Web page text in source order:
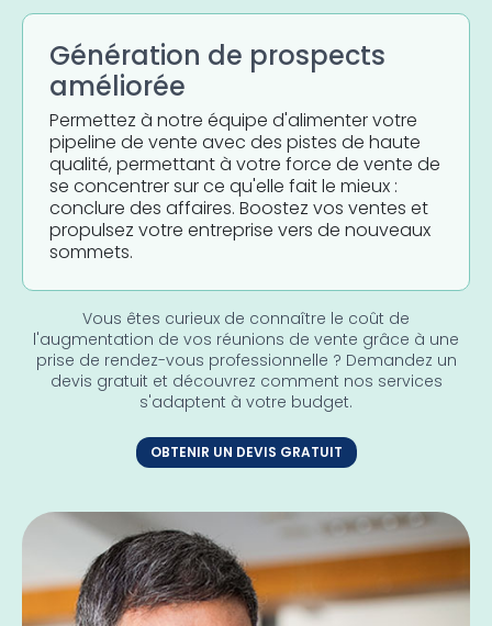
Génération de prospects
améliorée
Permettez à notre équipe d'alimenter votre
pipeline de vente avec des pistes de haute
qualité, permettant à votre force de vente de
se concentrer sur ce qu'elle fait le mieux :
conclure des affaires. Boostez vos ventes et
propulsez votre entreprise vers de nouveaux
sommets.
Vous êtes curieux de connaître le coût de
l'augmentation de vos réunions de vente grâce à une
prise de rendez-vous professionnelle ? Demandez un
devis gratuit et découvrez comment nos services
s'adaptent à votre budget.
OBTENIR UN DEVIS GRATUIT